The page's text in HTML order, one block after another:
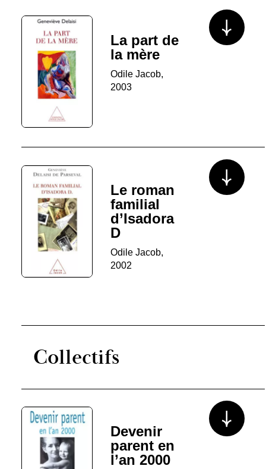
La part de
la mère
Odile Jacob,
2003
Voir plus/
Le roman
familial
d’Isadora
D
Odile Jacob,
2002
Voir plus/
Collectifs
Devenir
parent en
l’an 2000
Voir plus/